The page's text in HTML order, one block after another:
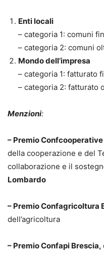
Enti locali
– categoria 1: comuni
– categoria 2: comuni
Mondo dell’impresa
– categoria 1: fatturato
– categoria 2: fatturato
Menzioni:
– Premio
della cooperazione e del
collaborazione e il
Lombardo
– Premio Confagricoltura
dell’agricoltura
– Premio Confapi Brescia,